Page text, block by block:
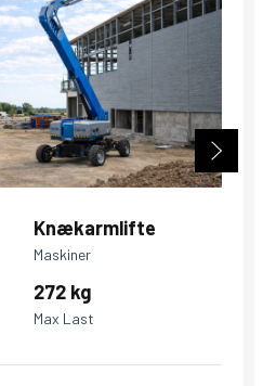
Knækarmlifte
Maskiner
272 kg
Max Last